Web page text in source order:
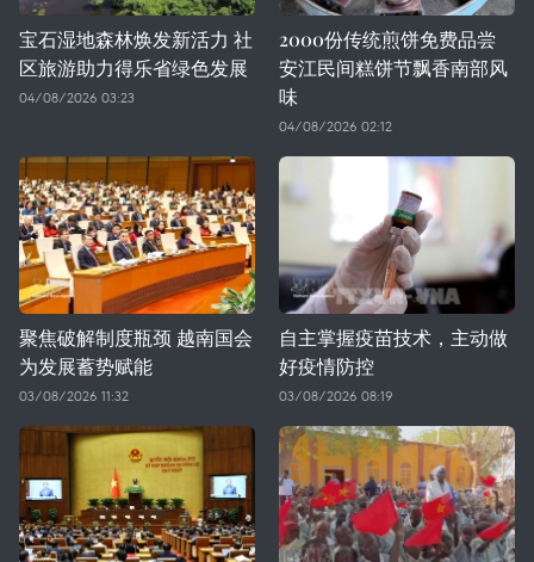
宝石湿地森林焕发新活力 社
区旅游助力得乐省绿色发展
04/08/2026 03:23
2000份传统煎饼免费品尝
安江民间糕饼节飘香南部风
味
04/08/2026 02:12
聚焦破解制度瓶颈 越南国会
为发展蓄势赋能
03/08/2026 11:32
自主掌握疫苗技术，主动做
好疫情防控
03/08/2026 08:19